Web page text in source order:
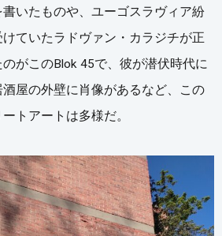
いたものや、ユーゴスラヴィア紛
ていたラドヴァン・カラジチが正
がこのBlok 45で、彼が潜伏時代に
屋の外壁に肖像があるなど、この
トアートは多様だ。